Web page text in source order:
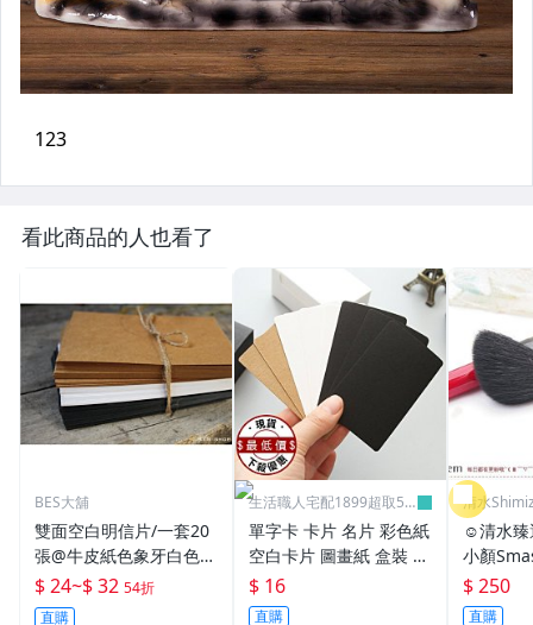
看此商品的人也看了
BES大舖
雙面空白明信片/一套20
張@牛皮紙色象牙白色黑
色DIY手作迷必備手帳貼
紙聖誕卡片
$ 24~$ 32 54折
直購
生活職人宅配1899超取59
單字卡 卡片 名片 彩色紙
空白卡片 圖畫紙 盒裝 名
片卡 塗鴉卡片 牛皮紙 美
勞卡片 明信片 ♣生活職
$ 16
直購
清水
☺清水
小顏
塑顏刷
場！af
$ 250
直購